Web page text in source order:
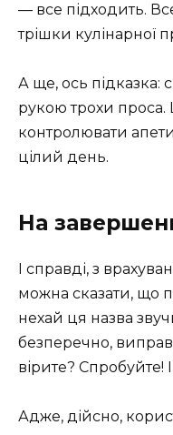
— все підходить.
трішки кулінарної
А ще, ось підказка:
рукою трохи
контролювати
цілий день.
На
І справді, з
можна сказати, що
нехай ця назва
безперечно,
вірите? Спробуйте!
Адже, дійсно,